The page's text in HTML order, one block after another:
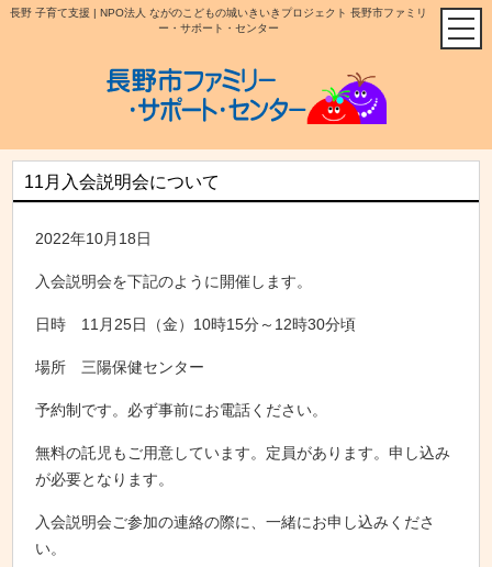
長野 子育て支援 | NPO法人 ながのこどもの城いきいきプロジェクト 長野市ファミリ
ー・サポート・センター
11月入会説明会について
2022年10月18日
入会説明会を下記のように開催します。
日時 11月25日（金）10時15分～12時30分頃
場所 三陽保健センター
予約制です。必ず事前にお電話ください。
無料の託児もご用意しています。定員があります。申し込み
が必要となります。
入会説明会ご参加の連絡の際に、一緒にお申し込みくださ
い。